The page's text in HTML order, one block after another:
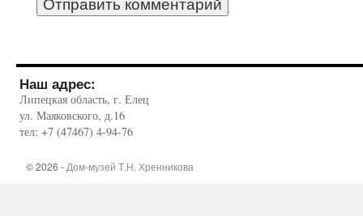
Наш адрес:
Липецкая область, г. Елец
ул. Маяковского, д.16
тел: +7 (47467) 4-94-76
© 2026 - Дом-музей Т.Н. Хренникова